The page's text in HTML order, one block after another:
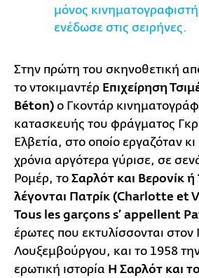
μόνος
ενέδωσε στις σειρήνες.
Στην πρώτη του σκηνοθετική
το ντοκιμαντέρ Επιχείρηση
Βéton) ο Γκοντάρ
κατασκευής του φράγματος
Ελβετία, στο οποίο εργαζόταν κι
χρόνια αργότερα γύρισε, σε
Ρομέρ, το Σαρλότ και Βερονίκ
λέγονται Πατρίκ (Charlotte et
Tous les garçons s’ appellent
έρωτες που εκτυλίσσονται στον
Λουξεμβούργου, και το 1958
ερωτική ιστορία Η Σαρλότ και